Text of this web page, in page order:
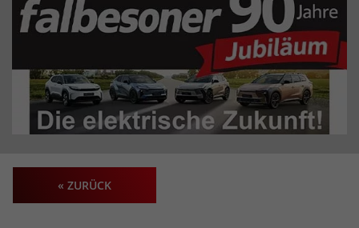
« ZURÜCK